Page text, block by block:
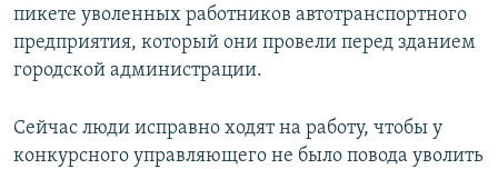
пикете уволенных работников автотранспортного
предприятия, который они провели перед зданием
городской администрации.
Сейчас люди исправно ходят на работу, чтобы у
конкурсного управляющего не было повода уволить